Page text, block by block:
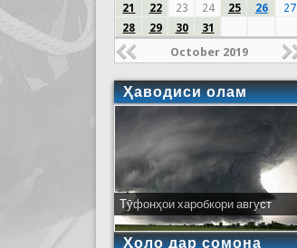
21
22 23 24 25 26
27
28
29 30 31
October 2019
Ҳаводиси олам
Тӯфонҳои харобкори август
Ҳоло дар сомона